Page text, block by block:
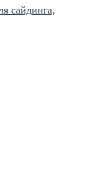
сайдинга,